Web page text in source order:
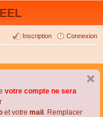
Connexion
Inscription
votre compte ne sera
et votre mail . Remplacer